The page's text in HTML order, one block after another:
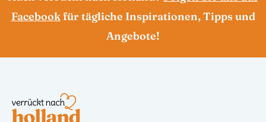
Facebookfür tägliche Inspirationen, Tipps und
Angebote!